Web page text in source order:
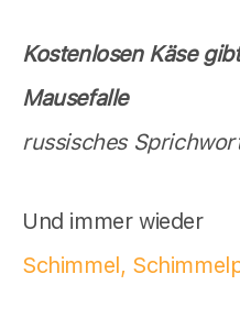
Kostenlosen Käse
Mausefalle
russisches
Und immer wieder
Schimmel,